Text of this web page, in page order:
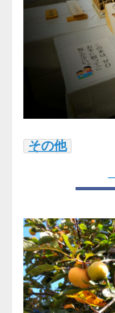
その他